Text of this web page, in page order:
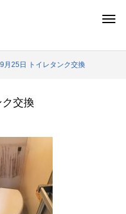
月25日 トイレタンク交換
交換